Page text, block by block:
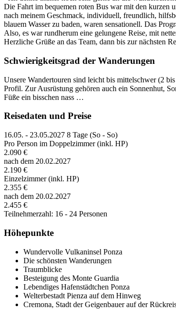
Die Fahrt im bequemen roten Bus war mit den kurzen
nach meinem Geschmack, individuell, freundlich,
blauem Wasser zu baden, waren sensationell. Das
Also, es war rundherum eine gelungene Reise, mit
Herzliche Grüße an das Team, dann bis zur nächsten
Schwierigkeitsgrad der Wanderungen
Unsere Wandertouren sind leicht bis mittelschwer (2
Profil. Zur Ausrüstung gehören auch ein Sonnenhut,
Füße ein bisschen nass …
Reisedaten und Preise
16.05. - 23.05.2027 8 Tage (So - So)
Pro Person im Doppelzimmer (inkl. HP)
2.090 €
nach dem 20.02.2027
2.190 €
Einzelzimmer (inkl. HP)
2.355 €
nach dem 20.02.2027
2.455 €
Teilnehmerzahl: 16 - 24 Personen
Höhepunkte
Wundervolle Vulkaninsel Ponza
Die schönsten Wanderungen
Traumblicke
Besteigung des Monte Guardia
Lebendiges Hafenstädtchen Ponza
Welterbestadt Pienza auf dem Hinweg
Cremona, Stadt der Geigenbauer auf der